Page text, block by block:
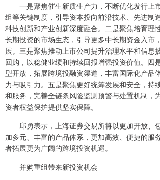
一是聚焦催生新质生产力，不断优化发行上
组等关键制度，引导资本投向前沿技术、先进制
科技创新和产业创新深度融合。二是聚焦培育理
长期投资的市场生态，引导更多中长期资金入市
展。三是聚焦推动上市公司提升治理水平和信息
回购，以稳健业绩和持续回报增强投资价值。四
型开放，拓展跨境投融资渠道，丰富国际化产品
力与吸引力。五是聚焦更好统筹发展和安全，持
和服务，完善全链条风险监测预警与处置机制，
资者权益保护提供坚实保障。
邱勇表示，上海证券交易所将以更加开放、
加多元、丰富的产品体系，更加高效、便捷的服
者拓展更为广阔的跨境投资机遇。
并购重组带来新投资机会